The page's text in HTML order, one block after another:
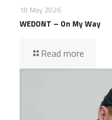
18 May 2026
WEDONT – On My Way
Read more